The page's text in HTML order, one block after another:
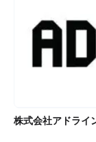
株式会社アドライ